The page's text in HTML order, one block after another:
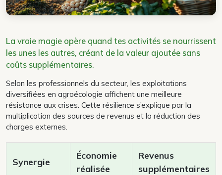
La vraie magie opère quand tes activités se nourrissent
les unes les autres, créant de la valeur ajoutée sans
coûts supplémentaires.
Selon les professionnels du secteur, les exploitations
diversifiées en agroécologie affichent une meilleure
résistance aux crises. Cette résilience s’explique par la
multiplication des sources de revenus et la réduction des
charges externes.
Synergie
Économie
réalisée
Revenus
supplémentaires